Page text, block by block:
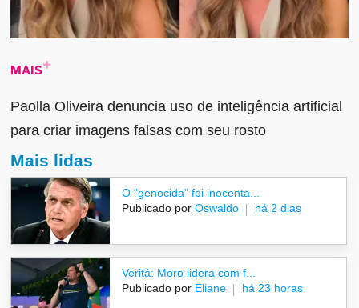
MAIS
Paolla Oliveira denuncia uso de inteligência artificial
para criar imagens falsas com seu rosto
Mais lidas
O "genocida" foi inocenta...
Publicado por Oswaldo há 2 dias
Veritá: Moro lidera com f...
Publicado por Eliane há 23 horas